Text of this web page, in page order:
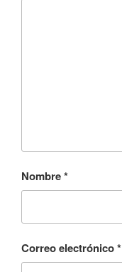
Nombre*
Correo electrónico*